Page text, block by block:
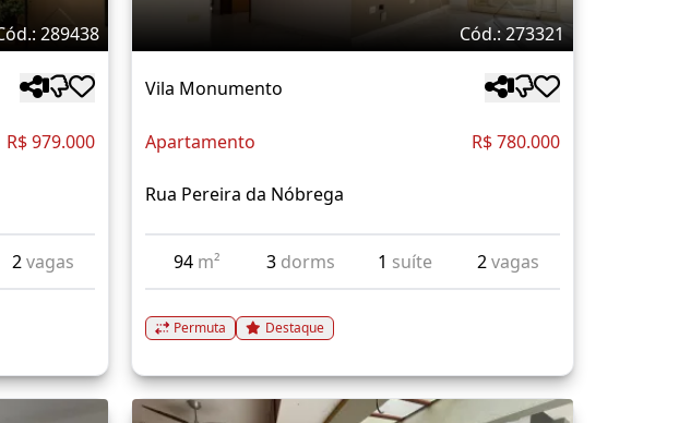
289438
R$ 979.000
2vagas
Cód.: 273321
Vila Monumento
Apartamento R$ 780.000
Rua Pereira da Nóbrega
94 m² 3 dorms 1 suíte 2vagas
Permuta Destaque